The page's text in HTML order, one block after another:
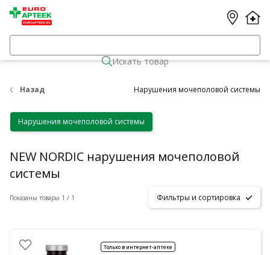
Искать товар
Назад Нарушения мочеполовой системы
Нарушения мочеполовой системы
NEW NORDIC нарушения мочеполовой
системы
Показаны товары 1 / 1 Фильтры и сортировка
Только в интернет-аптеке